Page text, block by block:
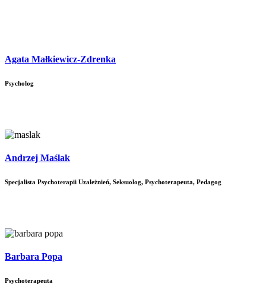
Agata Małkiewicz-Zdrenka
Psycholog
Andrzej Maślak
Specjalista Psychoterapii Uzależnień, Seksuolog, Psychoterapeuta, Pedagog
Barbara Popa
Psychoterapeuta